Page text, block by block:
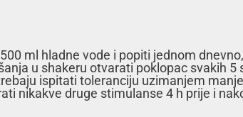
ml hladne vode i popiti jednom
u shakeru otvarati poklopac svakih
ispitati toleranciju uzimanjem
nikakve druge stimulanse 4 h prije i